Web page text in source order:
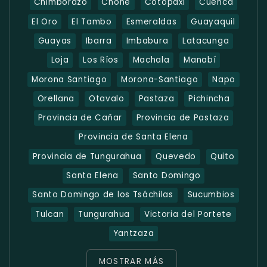
El Oro
El Tambo Esmeraldas
Guayaquil
Guayas
Ibarra Imbabura
Latacunga
Loja
Los Ríos Machala
Manabí
Morona Santiago
Morona-Santiago
Napo
Orellana
Otavalo Pastaza
Pichincha
Provincia de Cañar
Provincia de Pastaza
Provincia de Santa Elena
Provincia de Tungurahua
Quevedo
Quito
Santa Elena
Santo Domingo
Santo Domingo de los Tsáchilas
Sucumbios
Tulcan
Tungurahua
Victoria del Portete
Yantzaza
MOSTRAR MÁS